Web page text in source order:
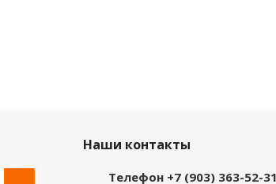
Наши контакты
Телефон +7 (903) 363-52-